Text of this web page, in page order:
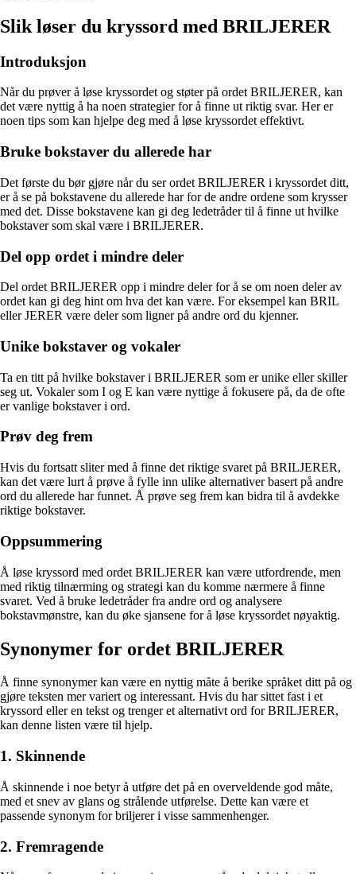
Slik løser du kryssord med BRILJERER
Introduksjon
Når du prøver å løse kryssordet og støter på ordet BRILJERER, kan
det være nyttig å ha noen strategier for å finne ut riktig svar. Her er
noen tips som kan hjelpe deg med å løse kryssordet effektivt.
Bruke bokstaver du allerede har
Det første du bør gjøre når du ser ordet BRILJERER i kryssordet ditt,
er å se på bokstavene du allerede har for de andre ordene som krysser
med det. Disse bokstavene kan gi deg ledetråder til å finne ut hvilke
bokstaver som skal være i BRILJERER.
Del opp ordet i mindre deler
Del ordet BRILJERER opp i mindre deler for å se om noen deler av
ordet kan gi deg hint om hva det kan være. For eksempel kan BRIL
eller JERER være deler som ligner på andre ord du kjenner.
Unike bokstaver og vokaler
Ta en titt på hvilke bokstaver i BRILJERER som er unike eller skiller
seg ut. Vokaler som I og E kan være nyttige å fokusere på, da de ofte
er vanlige bokstaver i ord.
Prøv deg frem
Hvis du fortsatt sliter med å finne det riktige svaret på BRILJERER,
kan det være lurt å prøve å fylle inn ulike alternativer basert på andre
ord du allerede har funnet. Å prøve seg frem kan bidra til å avdekke
riktige bokstaver.
Oppsummering
Å løse kryssord med ordet BRILJERER kan være utfordrende, men
med riktig tilnærming og strategi kan du komme nærmere å finne
svaret. Ved å bruke ledetråder fra andre ord og analysere
bokstavmønstre, kan du øke sjansene for å løse kryssordet nøyaktig.
Synonymer for ordet BRILJERER
Å finne synonymer kan være en nyttig måte å berike språket ditt på og
gjøre teksten mer variert og interessant. Hvis du har sittet fast i et
kryssord eller en tekst og trenger et alternativt ord for BRILJERER,
kan denne listen være til hjelp.
1. Skinnende
Å skinnende i noe betyr å utføre det på en overveldende god måte,
med et snev av glans og strålende utførelse. Dette kan være et
passende synonym for briljerer i visse sammenhenger.
2. Fremragende